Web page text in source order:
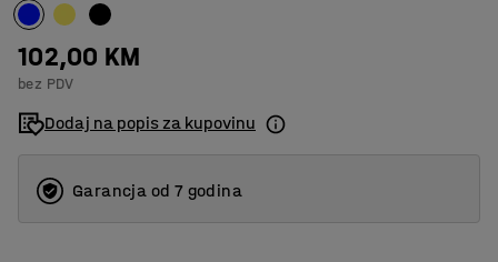
500
600
102,00 KM
bez PDV
Dodaj na popis za kupovinu
Garancja od 7 godina